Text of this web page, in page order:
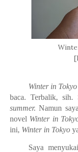
Winter in Tokyo
baca. Terbalik, sih.
summer.Namun
novel Winter in
ini, Winter in Tokyo
Saya